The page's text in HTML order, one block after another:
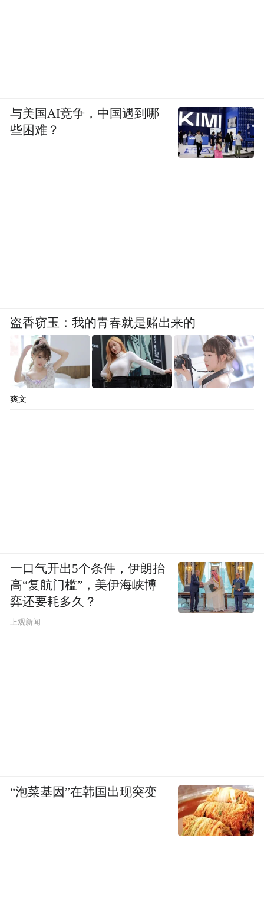
与美国AI竞争，中国遇到哪
些困难？
盗香窃玉：我的青春就是赌出来的
爽文
一口气开出5个条件，伊朗抬
高“复航门槛”，美伊海峡博
弈还要耗多久？
上观新闻
“泡菜基因”在韩国出现突变